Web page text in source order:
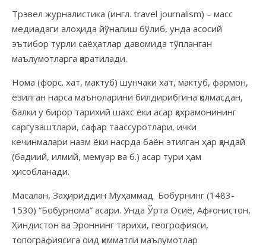
Трэвел журналистика (ингл. travel journalism) – масс
медиадаги алоҳида йўналиш бўлиб, унда асосий
эътибор турли саёҳатлар давомида тўпланган
маълумотларга қаратилади.
Нома (форс. хат, мактуб) шунчаки хат, мактуб, фармон,
ёзилган нарса маъноларини билдирибгина қолмасдан,
балки у бирор тарихий шахс ёки асар қахрамонининг
саргузаштлари, сафар таассуротлари, ички
кечинмалари назм ёки насрда баён этилган ҳар қандай
(бадиий, илмий, мемуар ва б.) асар тури ҳам
ҳисобланади.
Масалан, Заҳириддин Муҳаммад Бобурнинг (1483-
1530) “Бобурнома” асари. Унда Ўрта Осиё, Афғонистон,
Ҳиндистон ва Эроннинг тарихи, геогрофияси,
топографиясига оид қимматли маълумотлар